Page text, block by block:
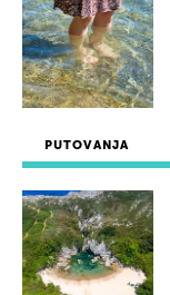
PUTOVANJA